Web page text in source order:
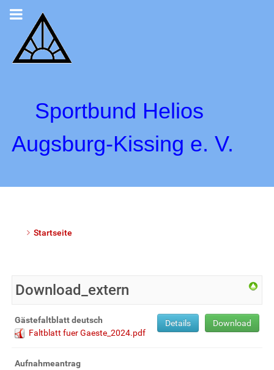
Sportbund Helios
Augsburg-Kissing e. V.
Startseite
Download_extern
Gästefaltblatt deutsch
Faltblatt fuer Gaeste_2024.pdf
Download
Details
Aufnahmeantrag